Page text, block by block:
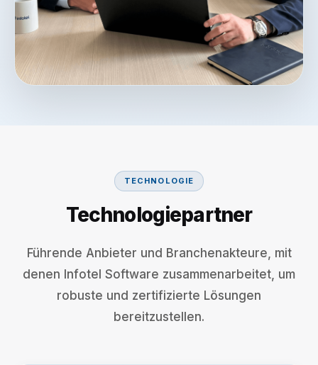
TECHNOLOGIE
Technologiepartner
Führende Anbieter und Branchenakteure, mit
denen Infotel Software zusammenarbeitet, um
robuste und zertifizierte Lösungen
bereitzustellen.